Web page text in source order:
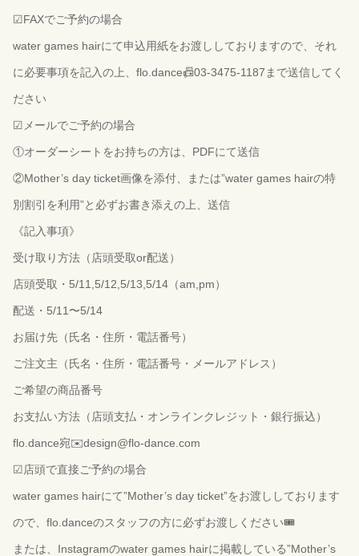
☑︎FAXでご予約の場合
water games hairにて申込用紙をお渡ししておりますので、それ
に必要事項を記入の上、flo.dance📠03-3475-1187まで送信してく
ださい
☑︎メールでご予約の場合
①オーダーシートをお持ちの方は、PDFにて送信
②Mother’s day ticket画像を添付、または”water games hairの特
別割引を利用”と必ずお書き添えの上、送信
《記入事項》
受け取り方法（店頭受取or配送）
店頭受取・5/11,5/12,5/13,5/14（am,pm）
配送・5/11〜5/14
お届け先（氏名・住所・電話番号）
ご注文主（氏名・住所・電話番号・メールアドレス）
ご希望の商品番号
お支払い方法（店頭支払・オンラインクレジット・銀行振込）
flo.dance宛✉️design@flo-dance.com
☑︎店頭で直接ご予約の場合
water games hairにて”Mother’s day ticket”をお渡ししております
ので、flo.danceのスタッフの方に必ずお渡しください🎟
または、Instagramのwater games hairに掲載している”Mother’s